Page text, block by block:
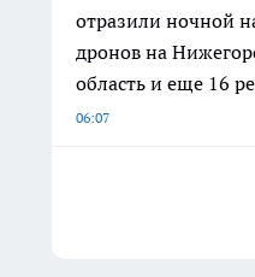
отразили ночной
дронов на
область и еще 16
06:07